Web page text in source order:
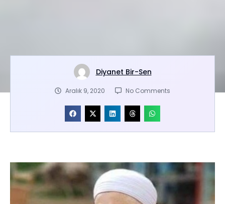
Diyanet Bir-Sen
Aralık 9, 2020 No Comments